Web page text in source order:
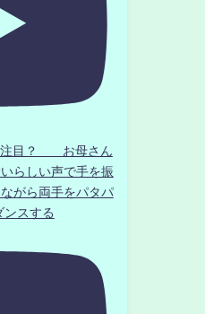
注目？ お母さん
らしい声で手を振
がら両手をパタパ
スする